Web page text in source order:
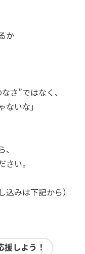
か
さ”ではなく、
ないな」
い。
込みは下記から）
援しよう！